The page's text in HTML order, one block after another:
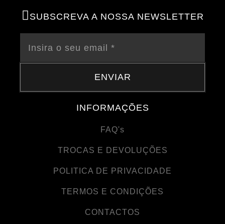
SUBSCREVA A NOSSA NEWSLETTER
ENVIAR
INFORMAÇÕES
FAQ's
TROCAS E DEVOLUÇÕES
POLITICA DE PRIVACIDADE
TERMOS E CONDIÇÕES
CONTACTOS